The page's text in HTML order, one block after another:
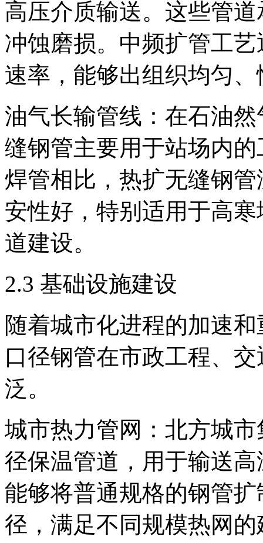
高压介质输送。这些管
冲蚀磨损。中频扩管工
速率，能够出组织均匀
油气长输管线：在石油
缝钢管主要用于站场内
焊管相比，热扩无缝钢
安性好，特别适用于高
道建设。
2.3 基础设施建设
随着城市化进程的加速
口径钢管在市政工程、
泛。
城市热力管网：北方城
径保温管道，用于输送
能够将普通规格的钢管
径，满足不同规模热网